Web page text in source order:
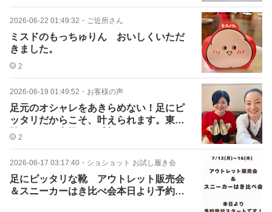
2026-06-22 01:49:32 ・ ご近所さん
ミスドのもっちゅりん おいしくいただ
きました。
2
2026-06-19 01:49:52 ・ お客様の声
足元のオシャレをあきらめない！足にピ
ッタリだからこそ、叶えられます。東京
靴サロンお客様のご感想
2
2026-06-17 03:17:40 ・ ショショット お試し履き会
足にピッタリな靴 アウトレット販売会
＆スニーカーはき比べ会本日より予約受